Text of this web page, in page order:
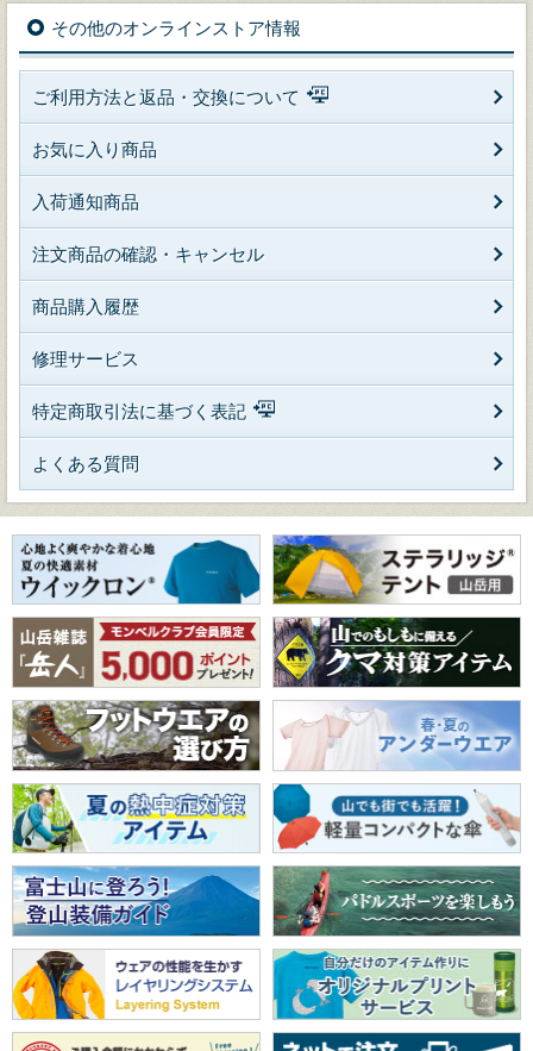
その他のオンラインストア情報
ご利用方法と返品・交換について
お気に入り商品
入荷通知商品
注文商品の確認・キャンセル
商品購入履歴
修理サービス
特定商取引法に基づく表記
よくある質問